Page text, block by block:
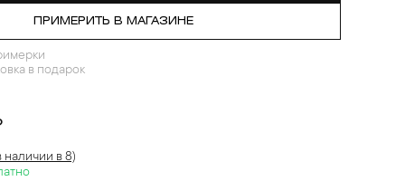
ПРИМЕРИТЬ В МАГАЗИНЕ
в подарок
наличии в 8)